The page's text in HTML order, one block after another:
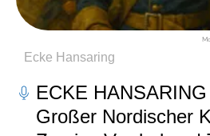
Ecke Hansaring
ECKE
Großer Nordischer